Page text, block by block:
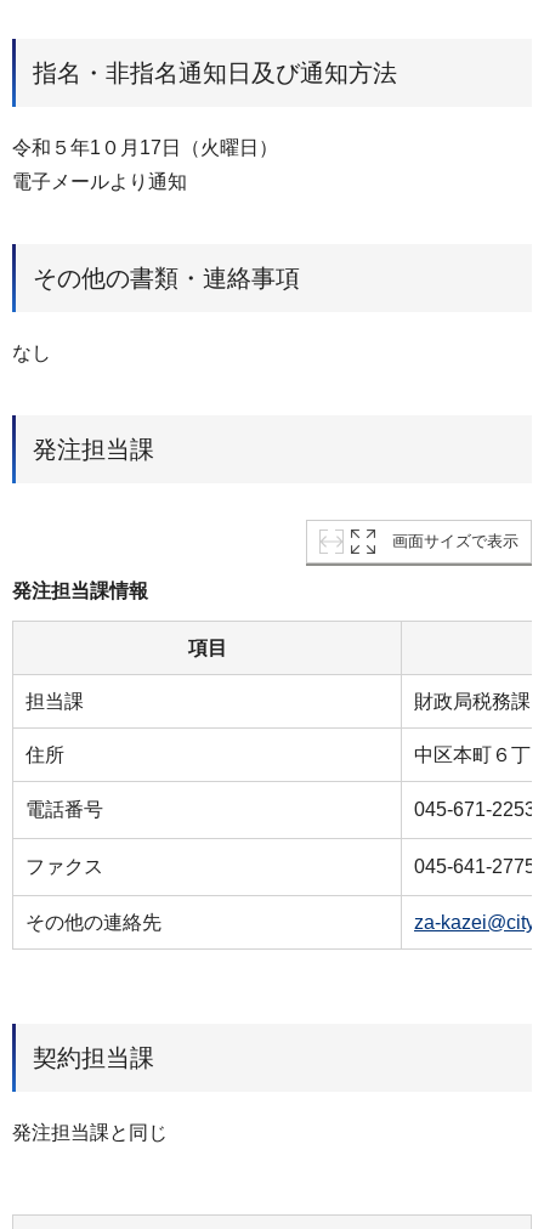
指名・非指名通知日及び通知方法
令和５年1０月17日（火曜日）
電子メールより通知
その他の書類・連絡事項
なし
発注担当課
画面サイズで表示
発注担当課情報
項目
担当課 財政局税務課
住所 中区本町６丁
電話番号 045-671-2253
ファクス 045-641-2775
その他の連絡先 za-
契約担当課
発注担当課と同じ